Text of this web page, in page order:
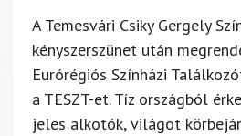
A Temesvári Csiky Gergely
kényszerszünet után
Eurórégiós Színházi
a TESZT-et. Tíz országból
jeles alkotók, világot